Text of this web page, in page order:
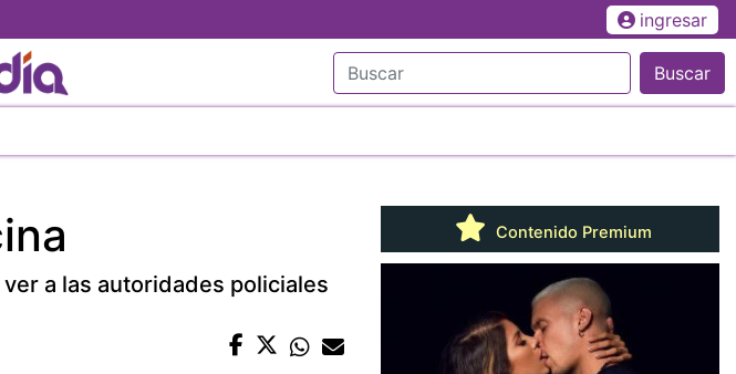
ingresar
Buscar
a las autoridades policiales
Contenido Premium